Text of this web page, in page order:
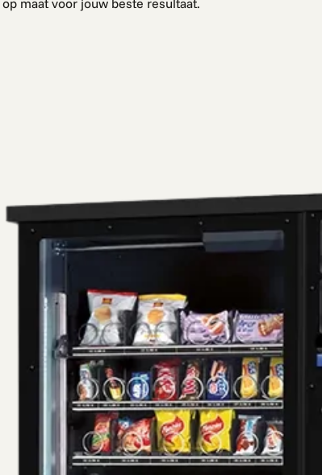
op maat voor jouw beste resultaat.